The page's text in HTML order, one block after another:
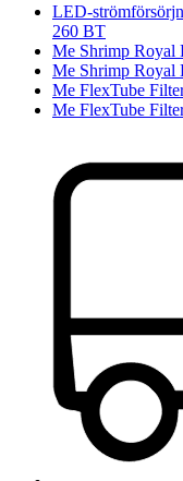
LED-
260 BT
Me Shrimp Royal
Me Shrimp Royal
Me FlexTube
Me FlexTube